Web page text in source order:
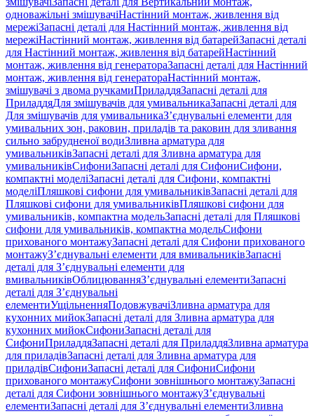
одноважільні змішувачіНастінний монтаж, живлення від
мережіЗапасні деталі для Настінний монтаж, живлення від
мережіНастінний монтаж, живлення від батарейЗапасні деталі
для Настінний монтаж, живлення від батарейНастінний
монтаж, живлення від генератораЗапасні деталі для Настінний
монтаж, живлення від генератораНастінний монтаж,
змішувачі з двома ручкамиПриладдяЗапасні деталі для
ПриладдяДля змішувачів для умивальникаЗапасні деталі для
Для змішувачів для умивальникаЗ’єднувальні елементи для
умивальних зон, раковин, приладів та раковин для зливання
сильно забрудненої водиЗливна арматура для
умивальниківЗапасні деталі для Зливна арматура для
умивальниківСифониЗапасні деталі для СифониСифони,
компактні моделіЗапасні деталі для Сифони, компактні
моделіПляшкові сифони для умивальниківЗапасні деталі для
Пляшкові сифони для умивальниківПляшкові сифони для
умивальників, компактна модельЗапасні деталі для Пляшкові
сифони для умивальників, компактна модельСифони
прихованого монтажуЗапасні деталі для Сифони прихованого
монтажуЗ’єднувальні елементи для вмивальниківЗапасні
деталі для З’єднувальні елементи для
вмивальниківОблицюванняЗ’єднувальні елементиЗапасні
деталі для З’єднувальні
елементиУщільненняПодовжувачіЗливна арматура для
кухонних мийокЗапасні деталі для Зливна арматура для
кухонних мийокСифониЗапасні деталі для
СифониПриладдяЗапасні деталі для ПриладдяЗливна арматура
для приладівЗапасні деталі для Зливна арматура для
приладівСифониЗапасні деталі для СифониСифони
прихованого монтажуСифони зовнішнього монтажуЗапасні
деталі для Сифони зовнішнього монтажуЗ’єднувальні
елементиЗапасні деталі для З’єднувальні елементиЗливна